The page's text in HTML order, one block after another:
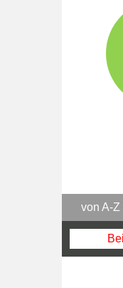
von A-